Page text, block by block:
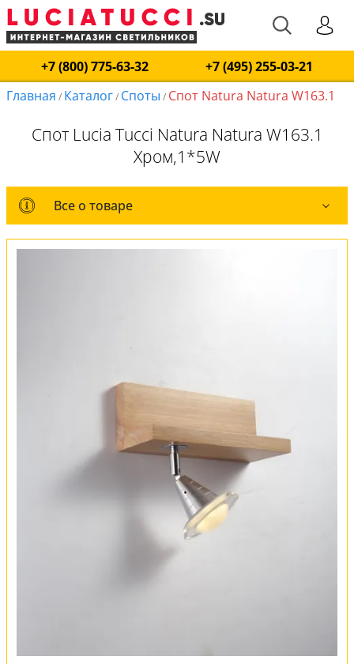
+7 (800) 775-63-32
+7 (495) 255-03-21
Главная / Каталог/ Споты / Спот Natura Natura W163.1
Спот Lucia Tucci Natura Natura W163.1
Хром,1*5W
Все о товаре
Все о товаре
Обмен и возврат
FAQ